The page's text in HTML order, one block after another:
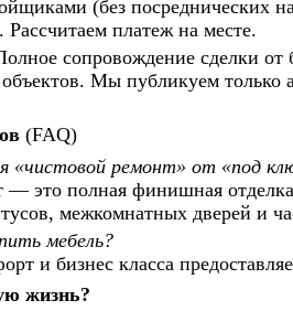
(без посреднических
платеж на месте.
сопровождение сделки
Мы публикуем
(FAQ)
«чистовой ремонт» от «под
— это полная финишная
межкомнатных дверей и
мебель?
и бизнес класса
жизнь?